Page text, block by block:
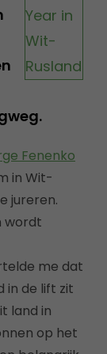
Fenenko
in Wit-
jureren.
wordt
me dat
in de lift zit
land in
op het